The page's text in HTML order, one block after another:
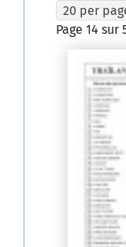
20 per
Page 14 sur